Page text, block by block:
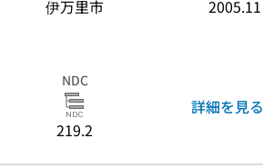
伊万里市 2005.11
NDC
219.2
詳細を見る